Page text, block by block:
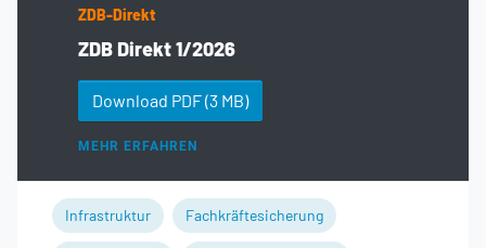
ZDB-Direkt
ZDB Direkt 1/2026
Download PDF(3 MB)
MEHR ERFAHREN
Infrastruktur Fachkräftesicherung